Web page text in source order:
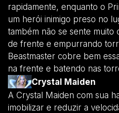
rapidamente, enquanto o
um herói inimigo preso no
também não se sente muito
de frente e empurrando
Beastmaster cobre bem
na frente e batendo nas
Crystal Maiden
A Crystal Maiden com sua
imobilizar e reduzir a